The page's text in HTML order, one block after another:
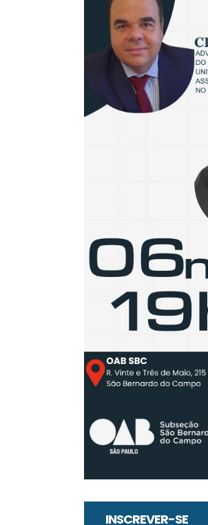
INSCREVER-SE